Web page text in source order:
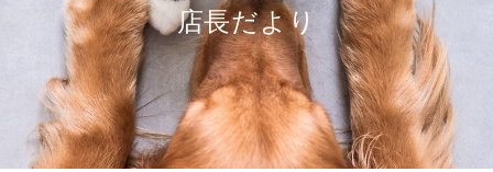
お知らせ
ご相談室
ショッピング
店長だより